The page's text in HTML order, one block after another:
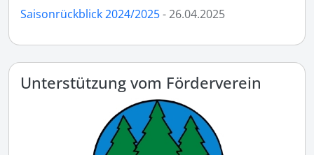
Saisonrückblick 2024/2025- 26.04.2025
Unterstützung vom Förderverein